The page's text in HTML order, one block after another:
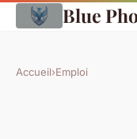
Blue
Accueil›Emploi